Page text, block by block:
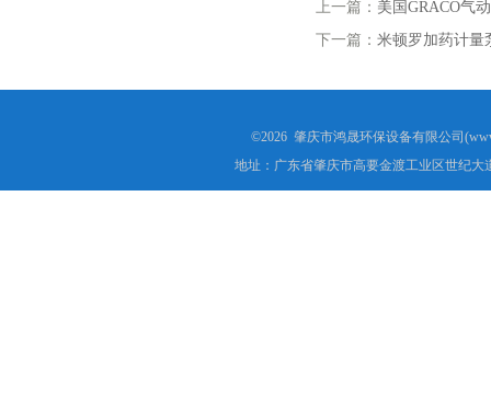
上一篇： 美国GRACO气
下一篇： 米顿罗加药计量
©2026 肇庆市鸿晟环保设备有限公司
地址：广东省肇庆市高要金渡工业区世纪大